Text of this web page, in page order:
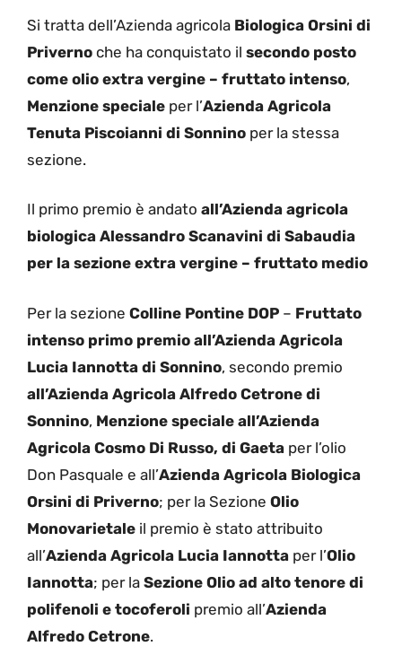
Si tratta dell’Azienda agricola Biologica Orsini di
Priverno che ha conquistato il secondo posto
come olio extra vergine – fruttato intenso,
Menzione speciale per l’Azienda Agricola
Tenuta Piscoianni di Sonnino per la stessa
sezione.
Il primo premio è andato all’Azienda agricola
biologica Alessandro Scanavini di Sabaudia
per la sezione extra vergine – fruttato medio
Per la sezione Colline Pontine DOP – Fruttato
intenso primo premio all’Azienda Agricola
Lucia Iannotta di Sonnino, secondo premio
all’Azienda Agricola Alfredo Cetrone di
Sonnino, Menzione speciale all’Azienda
Agricola Cosmo Di Russo, di Gaeta per l’olio
Don Pasquale e all’Azienda Agricola Biologica
Orsini di Priverno; per la Sezione Olio
Monovarietale il premio è stato attribuito
all’Azienda Agricola Lucia Iannotta per l’Olio
Iannotta; per la Sezione Olio ad alto tenore di
polifenoli e tocoferoli premio all’Azienda
Alfredo Cetrone.